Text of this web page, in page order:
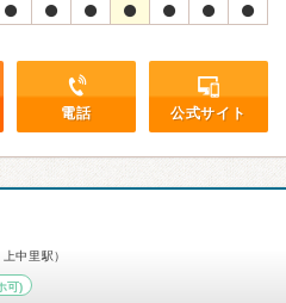
電話 公式サイト
中里駅）
可)